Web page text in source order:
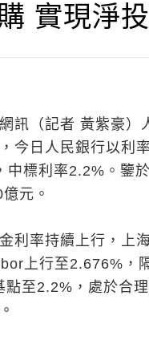
實現淨
訊（記者 黃紫豪
今日人民銀行以利
中標利率2.2%。鑒
元。
利率持續上行，上
上行至2.676%，
點至2.2%，處於合